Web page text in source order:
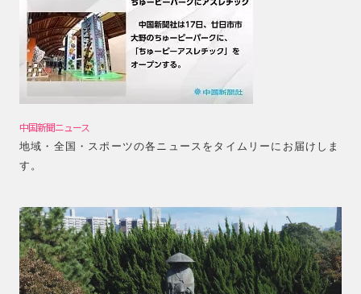
中国新聞ニュース
地域・全国・スポーツの各ニュースをタイムリーにお届けしま
す。